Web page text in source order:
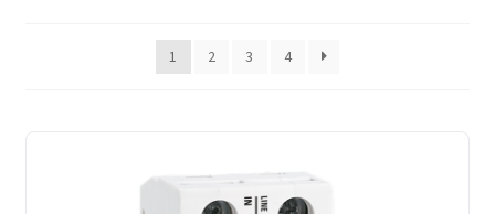
1
2 3 4